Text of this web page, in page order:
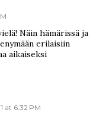
Näin hämärissä ja
erilaisiin
aikaiseksi
at 6:32 PM